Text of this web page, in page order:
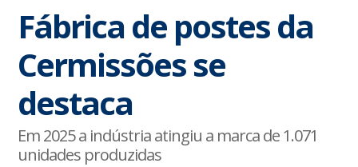
Fábrica de postes da
Cermissões se
destaca
Em 2025 a indústria atingiu a marca de 1.071
unidades produzidas